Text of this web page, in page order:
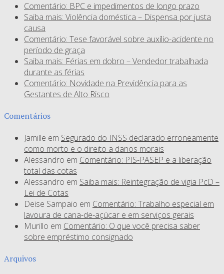
Comentário: BPC e impedimentos de longo prazo
Saiba mais: Violência doméstica – Dispensa por justa
causa
Comentário: Tese favorável sobre auxílio-acidente no
período de graça
Saiba mais: Férias em dobro – Vendedor trabalhada
durante as férias
Comentário: Novidade na Previdência para as
Gestantes de Alto Risco
Comentários
Jamille em Segurado do INSS declarado erroneamente
como morto e o direito a danos morais
Alessandro em Comentário: PIS-PASEP e a liberação
total das cotas
Alessandro em Saiba mais: Reintegração de vigia PcD –
Lei de Cotas
Deise Sampaio em Comentário: Trabalho especial em
lavoura de cana-de-açúcar e em serviços gerais
Murillo em Comentário: O que você precisa saber
sobre empréstimo consignado
Arquivos